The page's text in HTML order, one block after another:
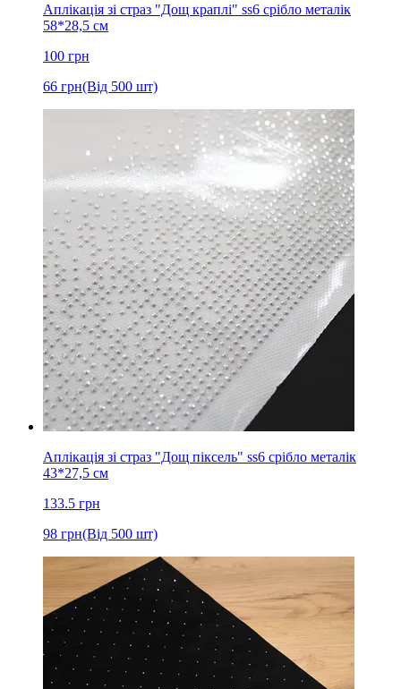
Аплікація зі страз "Дощ краплі" ss6 срібло металік
58*28,5 см
100 грн
66 грн(Від 500 шт)
Аплікація зі страз "Дощ піксель" ss6 срібло металік
43*27,5 см
133.5 грн
98 грн(Від 500 шт)